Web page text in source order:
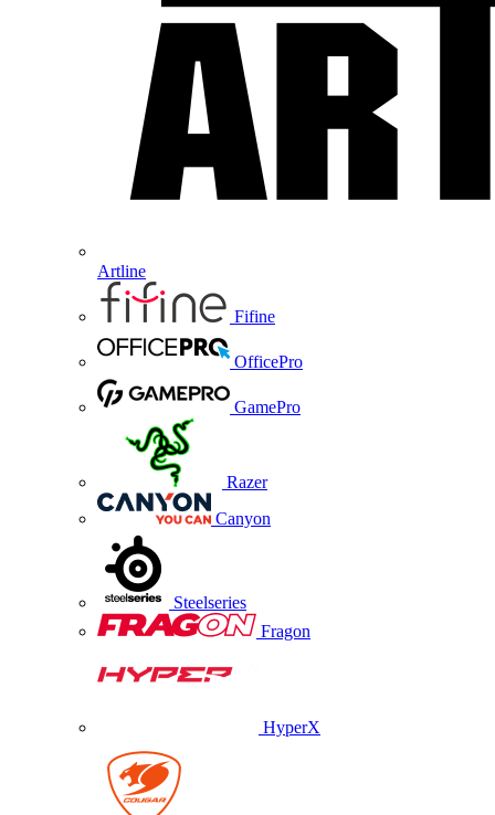
Artline
Fifine
OfficePro
GamePro
Razer
Canyon
Steelseries
Fragon
HyperX